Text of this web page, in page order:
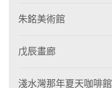
朱銘美術館
戊辰畫廊
淺水灣那年夏天咖啡館